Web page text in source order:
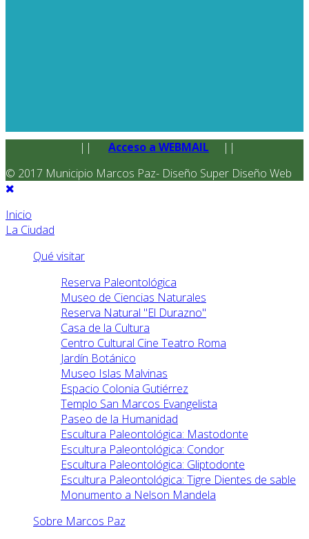
|| Acceso a WEBMAIL
||
© 2017 Municipio Marcos Paz- Diseño Super Diseño Web
Inicio
La Ciudad
Qué visitar
Reserva Paleontológica
Museo de Ciencias Naturales
Reserva Natural "El Durazno"
Casa de la Cultura
Centro Cultural Cine Teatro Roma
Jardín Botánico
Museo Islas Malvinas
Espacio Colonia Gutiérrez
Templo San Marcos Evangelista
Paseo de la Humanidad
Escultura Paleontológica: Mastodonte
Escultura Paleontológica: Condor
Escultura Paleontológica: Gliptodonte
Escultura Paleontológica: Tigre Dientes de sable
Monumento a Nelson Mandela
Sobre Marcos Paz